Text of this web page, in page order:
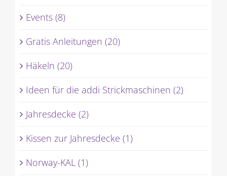
Events (8)
Gratis Anleitungen (20)
Häkeln (20)
Ideen für die addi Strickmaschinen (2)
Jahresdecke (2)
Kissen zur Jahresdecke (1)
Norway-KAL (1)